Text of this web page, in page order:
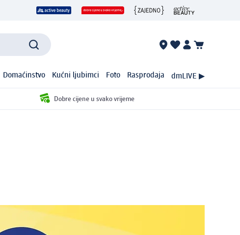
Domaćinstvo Kućni ljubimci Foto Rasprodaja dmLIVE ▶
Dobre cijene u svako vrijeme